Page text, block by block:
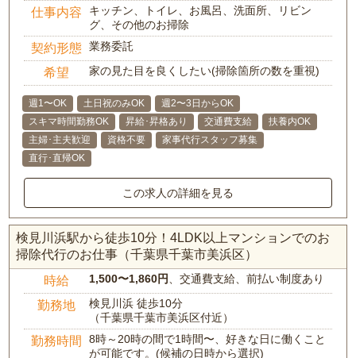
仕事内容
キッチン、トイレ、お風呂、洗面所、リビン
グ、その他のお掃除
契約形態 業務委託
希望 家の見た目を良くしたい(掃除箇所の数を重視)
週1〜OK 土日祝のみOK
週2〜3日からOK
スキマ時間勤務OK
昇給･昇格あり 交通費支給
扶養内OK
主婦･主夫歓迎
資格不要
家事代行スタッフ募集
直行･直帰OK
この求人の詳細を見る
検見川浜駅から徒歩10分！4LDK以上マンションでのお
掃除代行のお仕事（千葉県千葉市美浜区）
時給 1,500〜1,860円 、交通費支給、前払い制度あり
勤務地
検見川浜 徒歩10分
（千葉県千葉市美浜区付近）
勤務時間
8時～20時の間で1時間〜、好きな日に働くこと
が可能です。(候補の日時から選択)